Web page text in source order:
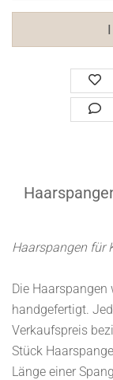
Haarspangen für
Die
handgefertigt.
Verkaufspreis
Stück
Länge einer